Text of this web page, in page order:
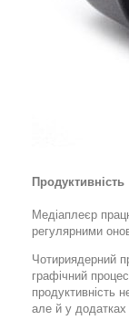
Продуктивність
Медіаплеєр
регулярними
Чотириядерний
графічний
продуктивність
але й у додатках